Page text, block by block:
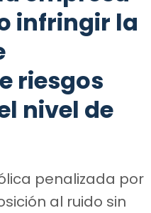
infringir la
riesgos
nivel de
penalizada por
al ruido sin